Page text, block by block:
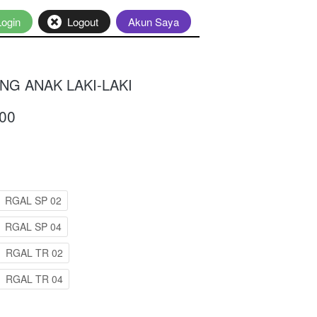
` Logout `
Akun Saya
ANAK LAKI-LAKI
RGAL SP 02
RGAL SP 04
RGAL TR 02
RGAL TR 04